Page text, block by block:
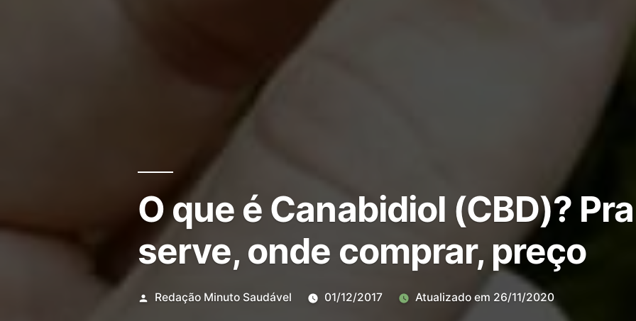
O que é Canabidiol (CBD)?
serve, onde comprar, preço
Redação Minuto Saudável 01/12/2017 Atualizado em 26/11/2020